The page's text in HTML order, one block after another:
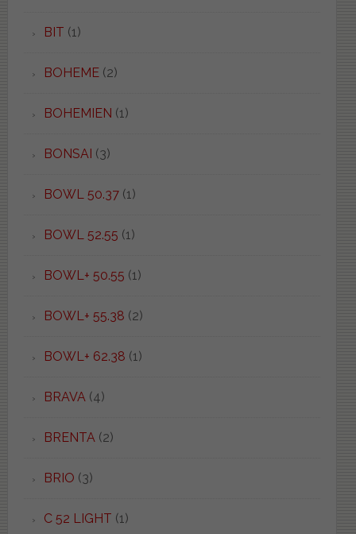
BIT (1)
BOHEME(2)
BOHEMIEN (1)
BONSAI (3)
BOWL 50.37(1)
BOWL 52.55 (1)
BOWL+ 50.55 (1)
BOWL+ 55.38 (2)
BOWL+ 62.38 (1)
BRAVA(4)
BRENTA(2)
BRIO (3)
C 52 LIGHT (1)